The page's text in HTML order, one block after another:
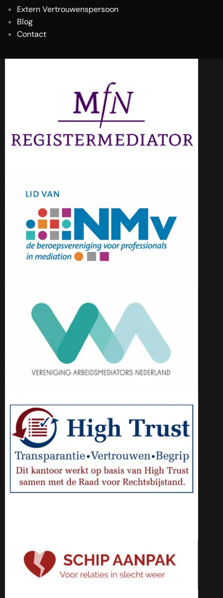
Extern Vertrouwenspersoon
Blog
Contact